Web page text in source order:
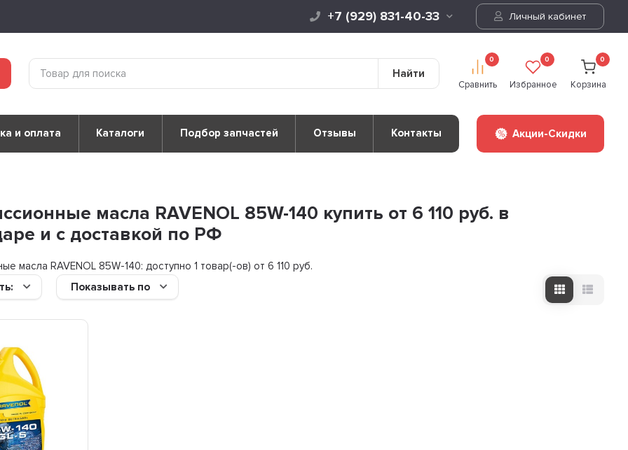
+7 (929) 831-40-33 Личный кабинет
Найти
0
Сравнить
0
Избранное
0
Корзина
и оплата Каталоги Подбор запчастей Отзывы Контакты Акции-Скидки
масла RAVENOL 85W-140 купить от 6 110 руб. в
и с доставкой по РФ
масла RAVENOL 85W-140: доступно1 товар(-ов) от 6 110 руб.
Показывать по